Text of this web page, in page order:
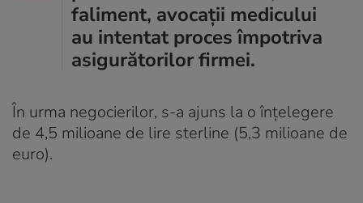
faliment, avocații medicului
au intentat proces împotriva
asigurătorilor firmei.
În urma negocierilor, s-a ajuns la o înțelegere
de 4,5 milioane de lire sterline (5,3 milioane de
euro).